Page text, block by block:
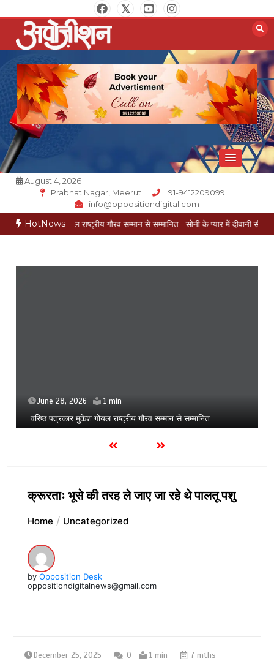
to
content
Opposition Digital
August 4, 2026
Prabhat Nagar, Meerut
91-9412209099
info@oppositiondigital.com
HotNews
गोयल राष्ट्रीय गौरव सम्मान से सम्मानित सोनी के प्यार में दीवानी सीता पहुंची मेरठ
June 28, 2026 1 min
वरिष्ठ पत्रकार मुकेश गोयल राष्ट्रीय गौरव सम्मान से सम्मानित
क्रूरताः भूसे की तरह ले जाए जा रहे थे पालतू पशु
Home Uncategorized
by Opposition Desk
oppositiondigitalnews@gmail.com
December 25, 2025 0 1 min 7 mths